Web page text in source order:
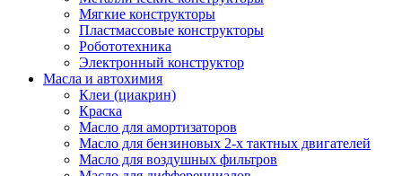
Мягкие конструкторы
Пластмассовые конструкторы
Робототехника
Электронный конструктор
Масла и автохимия
Клеи (циакрин)
Краска
Масло для амортизаторов
Масло для бензиновых 2-х тактных двигателей
Масло для воздушных фильтров